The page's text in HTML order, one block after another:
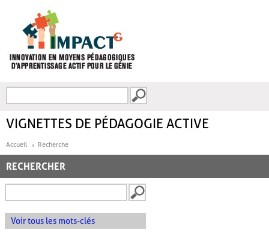
FORMULAIRE DE
VIGNETTES DE PÉDAGOGIE ACTIVE
Accueil Recherche
RECHERCHER
Voir tous les mots-clés